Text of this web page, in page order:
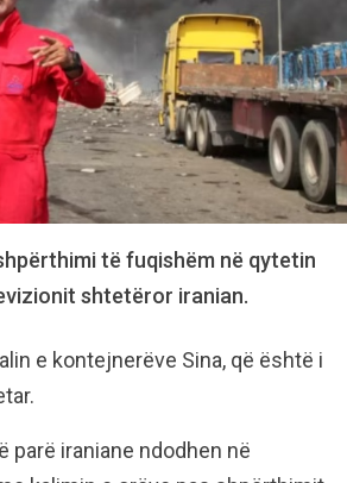
të fuqishëm në qytetin
shtetëror iranian.
e kontejnerëve Sina, që është i
iraniane ndodhen në